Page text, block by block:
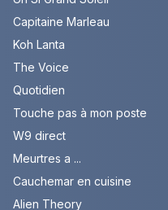
Capitaine Marleau
Koh Lanta
The Voice
Quotidien
Touche pas à mon poste
W9 direct
Meurtres a ...
Cauchemar en cuisine
Alien Theory